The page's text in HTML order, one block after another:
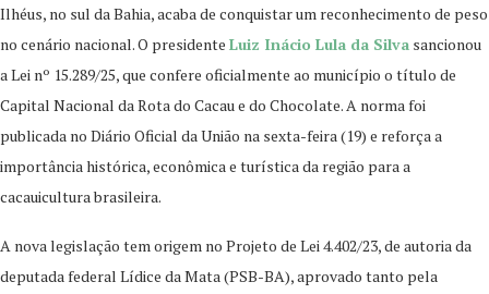
Ilhéus, no sul da Bahia, acaba de conquistar um reconhecimento de peso
no cenário nacional. O presidente Luiz Inácio Lula da Silva sancionou
a Lei nº 15.289/25, que confere oficialmente ao município o título de
Capital Nacional da Rota do Cacau e do Chocolate. A norma foi
publicada no Diário Oficial da União na sexta-feira (19) e reforça a
importância histórica, econômica e turística da região para a
cacauicultura brasileira.
A nova legislação tem origem no Projeto de Lei 4.402/23, de autoria da
deputada federal Lídice da Mata (PSB-BA), aprovado tanto pela